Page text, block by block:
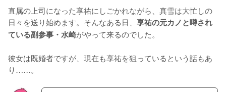
直属の上司になった享祐にしごかれながら、真雪は大忙しの
日々を送り始めます。そんなある日、 享祐の元カノと噂され
ている副参事・水崎がやって来るのでした。
彼女は既婚者ですが、現在も享祐を狙っているという話もあ
り……。